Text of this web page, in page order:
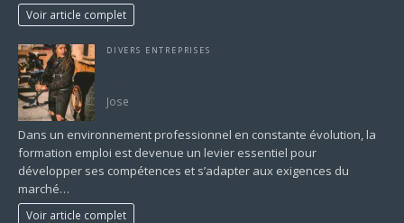
Voir article complet
DIVERS ENTREPRISES
Jose
Dans un environnement professionnel en constante évolution, la
formation emploi est devenue un levier essentiel pour
développer ses compétences et s’adapter aux exigences du
marché…
Voir article complet